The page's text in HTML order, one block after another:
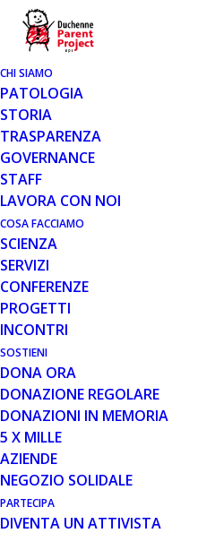
CHI SIAMO
PATOLOGIA
STORIA
TRASPARENZA
GOVERNANCE
STAFF
LAVORA CON NOI
COSA FACCIAMO
SCIENZA
SERVIZI
CONFERENZE
PROGETTI
INCONTRI
SOSTIENI
DONA ORA
DONAZIONE REGOLARE
DONAZIONI IN MEMORIA
5 X MILLE
AZIENDE
NEGOZIO SOLIDALE
PARTECIPA
DIVENTA UN ATTIVISTA
29 MAG 2020
E’ ONLINE LA
E-LEARNING
(http://
promosso da Parent
Leggi tutto
MESE: MAGGIO